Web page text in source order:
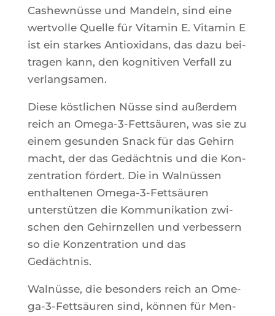
Cashewnüsse und Man­deln, sind eine
wert­volle Quelle für Vita­min E. Vita­min E
ist ein starkes Antioxi­dans, das dazu bei­
tra­gen kann, den kogni­ti­ven Ver­fall zu
verlangsamen.
Diese köst­li­chen Nüsse sind außer­dem
reich an Ome­ga-3-Fettsäu­ren, was sie zu
einem gesun­den Snack für das Gehirn
macht, der das Gedächt­nis und die Kon­
zen­tra­tion för­dert. Die in Walnüs­sen
enthal­te­nen Ome­ga-3-Fettsäu­ren
unterstüt­zen die Kom­mu­ni­ka­tion zwi­
schen den Gehirn­zel­len und ver­bes­sern
so die Kon­zen­tra­tion und das
Gedächtnis.
Walnüsse, die beson­ders reich an Ome­
ga-3-Fettsäu­ren sind, kön­nen für Men­